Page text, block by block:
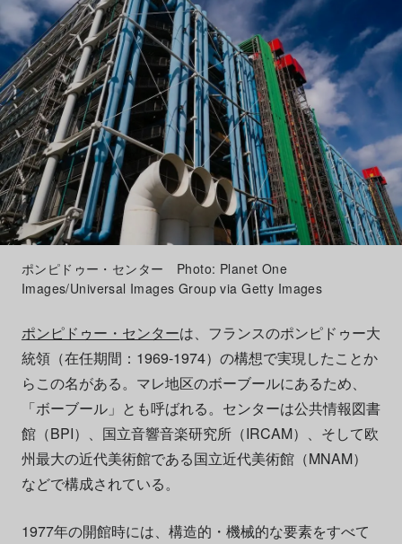
ポンピドゥー・センター Photo: Planet One
Images/Universal Images Group via Getty Images
ポンピドゥー・センターは、フランスのポンピドゥー大
統領（在任期間：1969-1974）の構想で実現したことか
らこの名がある。マレ地区のボーブールにあるため、
「ボーブール」とも呼ばれる。センターは公共情報図書
館（BPI）、国立音響音楽研究所（IRCAM）、そして欧
州最大の近代美術館である国立近代美術館（MNAM）
などで構成されている。
1977年の開館時には、構造的・機械的な要素をすべて